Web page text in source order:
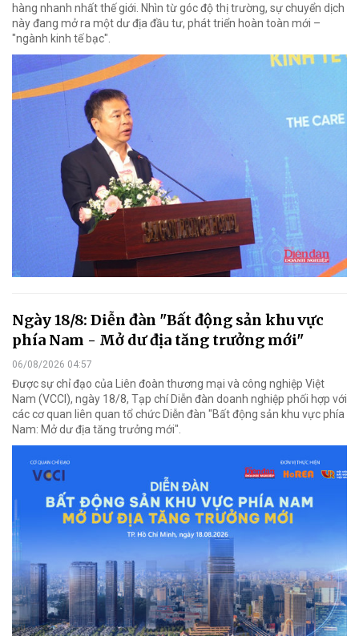
hàng nhanh nhất thế giới. Nhìn từ góc độ thị trường, sự chuyển dịch
này đang mở ra một dư địa đầu tư, phát triển hoàn toàn mới –
"ngành kinh tế bạc".
Ngày 18/8: Diễn đàn "Bất động sản khu vực
phía Nam - Mở dư địa tăng trưởng mới"
06/08/2026 04:57
Được sự chỉ đạo của Liên đoàn thương mại và công nghiệp Việt
Nam (VCCI), ngày 18/8, Tạp chí Diễn đàn doanh nghiệp phối hợp với
các cơ quan liên quan tổ chức Diễn đàn "Bất động sản khu vực phía
Nam: Mở dư địa tăng trưởng mới".